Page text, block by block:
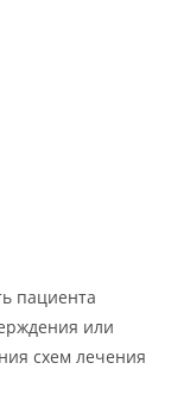
пациента
или
схем лечения